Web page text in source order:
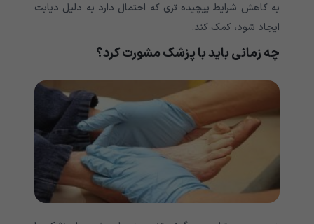
به کاهش شرایط پیچیده تری که احتمال دارد به دلیل دیابت
ایجاد شود، کمک کند.
چه زمانی باید با پزشک مشورت کرد؟